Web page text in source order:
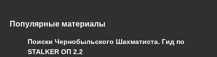
Популярные материалы
Поиски Чернобыльского Шахматиста. Гид по
STALKER ОП 2.2